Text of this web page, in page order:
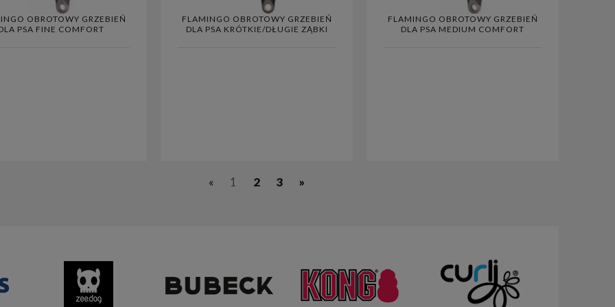
OBROTOWY GRZEBIEŃ
PSA FINE COMFORT
FLAMINGO OBROTOWY GRZEBIEŃ
DLA PSA KRÓTKIE/DŁUGIE ZĄBKI
FLAMINGO OBROTOWY GRZEBIEŃ
DLA PSA MEDIUM COMFORT
« 1 2 3 »